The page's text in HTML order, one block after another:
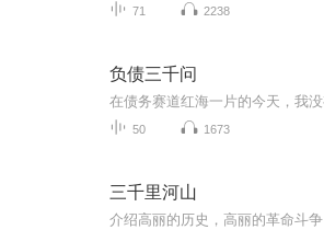
71 2238
负债三千问
50 1673
三千里河山
介绍高丽的历史，高丽的革命斗争